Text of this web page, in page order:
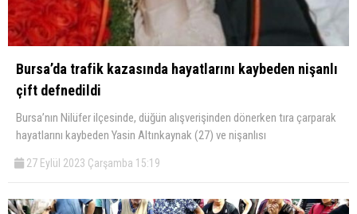
Bursa’da trafik kazasında hayatlarını kaybeden nişanlı
çift defnedildi
Bursa’nın Nilüfer ilçesinde, düğün alışverişinden dönerken tıra çarparak
hayatlarını kaybeden Yasin Altınkaynak (27) ve nişanlısı
27 Eylül 2023 Çarşamba 15:19